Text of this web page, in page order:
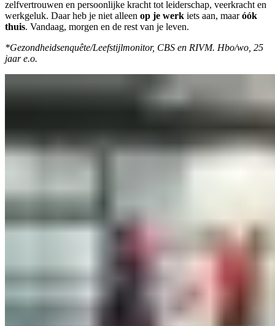
zelfvertrouwen en persoonlijke kracht tot leiderschap, veerkracht en
werkgeluk. Daar heb je niet alleen op je werk iets aan, maaróók
thuis. Vandaag, morgen en de rest van je leven.
*Gezondheidsenquête/Leefstijlmonitor, CBS en RIVM. Hbo/wo, 25
jaar e.o.